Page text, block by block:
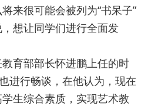
来很可能会被列为“书呆子”
想让同学们进行全面发
育部部长怀进鹏上任的时
进行畅谈，在他认为，现在
生综合素质，实现艺术教